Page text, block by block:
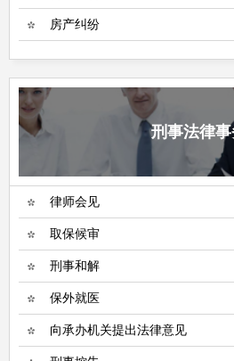
房产纠纷
刑事法律
律师会见
取保候审
刑事和解
保外就医
向承办机关提出法律意见